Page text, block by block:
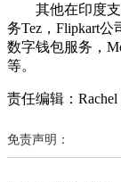
其他在印度支
务Tez，Flipkart公
数字钱包服务，
等。
责任编辑：Rachel
免责声明：